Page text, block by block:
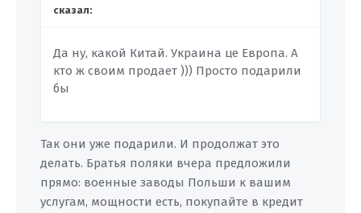
сказал:
Да ну, какой Китай. Украина це Европа. А
кто ж своим продает ))) Просто подарили
бы
Так они уже подарили. И продолжат это
делать. Братья поляки вчера предложили
прямо: военные заводы Польши к вашим
услугам, мощности есть, покупайте в кредит